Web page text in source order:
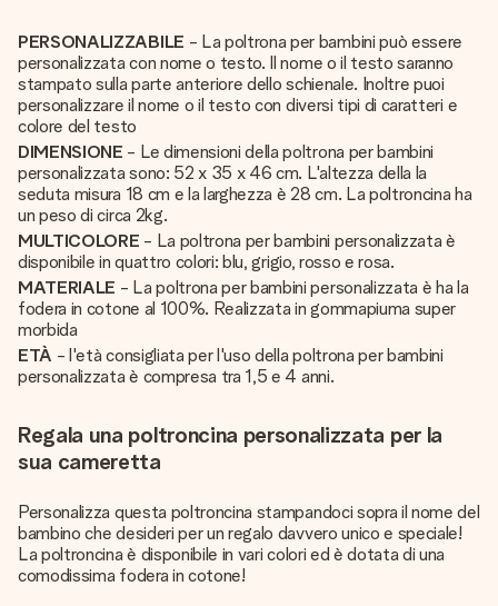
PERSONALIZZABILE - La poltrona per bambini può essere
personalizzata con nome o testo. Il nome o il testo saranno
stampato sulla parte anteriore dello schienale. Inoltre puoi
personalizzare il nome o il testo con diversi tipi di caratteri e
colore del testo
DIMENSIONE - Le dimensioni della poltrona per bambini
personalizzata sono: 52 x 35 x 46 cm. L'altezza della la
seduta misura 18 cm e la larghezza è 28 cm. La poltroncina ha
un peso di circa 2kg.
MULTICOLORE - La poltrona per bambini personalizzata è
disponibile in quattro colori: blu, grigio, rosso e rosa.
MATERIALE - La poltrona per bambini personalizzata è ha la
fodera in cotone al 100%. Realizzata in gommapiuma super
morbida
ETÀ - l'età consigliata per l'uso della poltrona per bambini
personalizzata è compresa tra 1,5 e 4 anni.
Regala una poltroncina personalizzata per la
sua cameretta
Personalizza questa poltroncina stampandoci sopra il nome del
bambino che desideri per un regalo davvero unico e speciale!
La poltroncina è disponibile in vari colori ed è dotata di una
comodissima fodera in cotone!